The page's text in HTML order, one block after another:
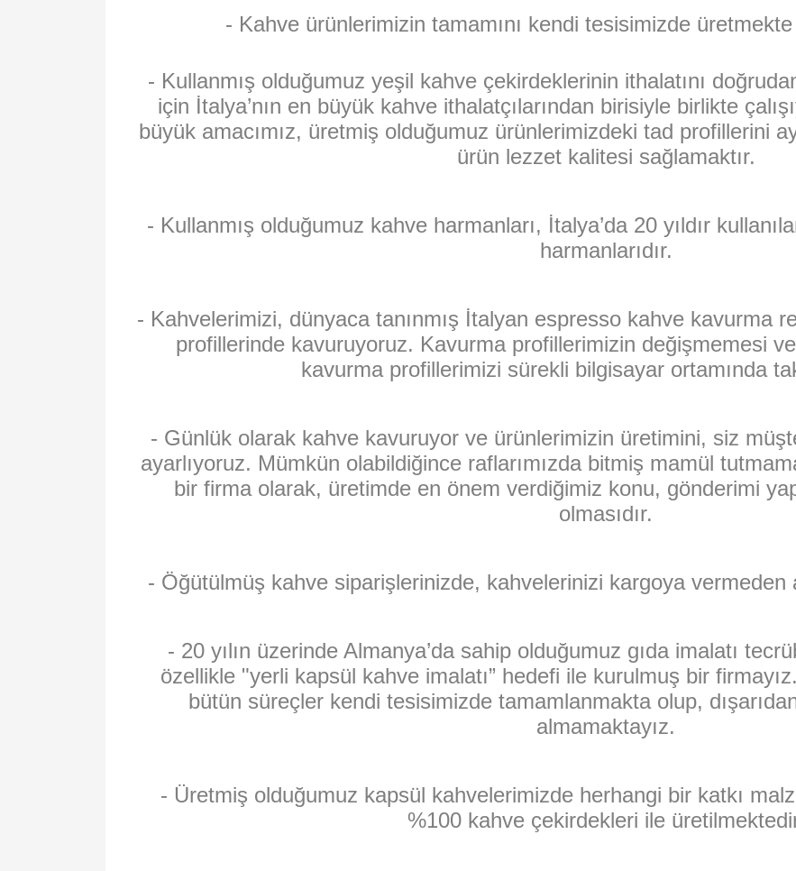
- Kahve ürünlerimizin tamamını kendi tesisimizde
- Kullanmış olduğumuz yeşil kahve çekirdeklerinin ithalatını
için İtalya’nın en büyük kahve ithalatçılarından birisiyle birlikte
büyük amacımız, üretmiş olduğumuz ürünlerimizdeki tad profillerini
ürün lezzet kalitesi sağlamaktır.
- Kullanmış olduğumuz kahve harmanları, İtalya’da 20 yıldır
harmanlarıdır.
- Kahvelerimizi, dünyaca tanınmış İtalyan espresso kahve kavurma
profillerinde kavuruyoruz. Kavurma profillerimizin değişmemesi
kavurma profillerimizi sürekli bilgisayar ortamında
- Günlük olarak kahve kavuruyor ve ürünlerimizin üretimini, siz
ayarlıyoruz. Mümkün olabildiğince raflarımızda bitmiş mamül
bir firma olarak, üretimde en önem verdiğimiz konu, gönderimi
olmasıdır.
- Öğütülmüş kahve siparişlerinizde, kahvelerinizi kargoya
- 20 yılın üzerinde Almanya’da sahip olduğumuz gıda imalatı
özellikle "yerli kapsül kahve imalatı” hedefi ile kurulmuş bir
bütün süreçler kendi tesisimizde tamamlanmakta olup,
almamaktayız.
- Üretmiş olduğumuz kapsül kahvelerimizde herhangi bir katkı
%100 kahve çekirdekleri ile